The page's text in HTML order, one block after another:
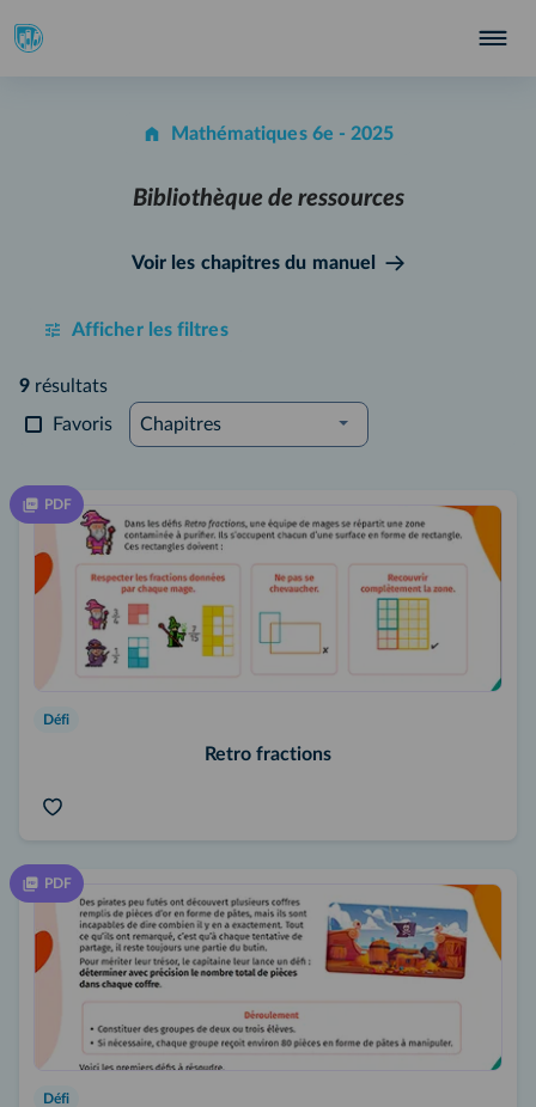
Mathématiques 6e - 2025
Bibliothèque de ressources
Voir les chapitres du manuel
Afficher les filtres
9 résultats
Favoris
Chapitres
PDF
Défi
Retro fractions
PDF
Défi